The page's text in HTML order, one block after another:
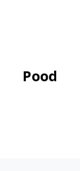
Pood